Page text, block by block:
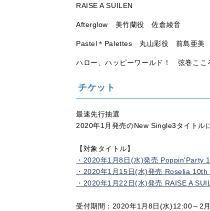
RAISE A SUILEN
Afterglow 美竹蘭役 佐倉綾音
Pastel＊Palettes 丸山彩役 前島亜美
ハロー、ハッピーワールド！ 弦巻こ
チケット
最速先行抽選
2020年1月発売のNew Single3タイトル
【対象タイトル】
・2020年1月8日(水)発売 Poppin'Party
・2020年1月15日(水)発売 Roselia 10th
・2020年1月22日(水)発売 RAISE A
受付期間：2020年1月8日(水)12:00～2